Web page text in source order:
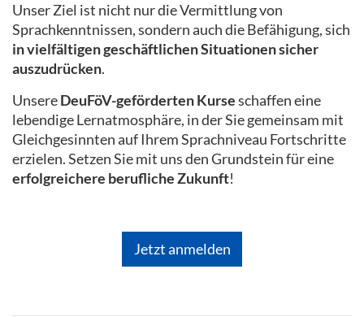
Unser Ziel ist nicht nur die Vermittlung von
Sprachkenntnissen, sondern auch die Befähigung, sich
in vielfältigen geschäftlichen Situationen sicher
auszudrücken.
UnsereDeuFöV-geförderten Kurseschaffen eine
lebendige Lernatmosphäre, in der Sie gemeinsam mit
Gleichgesinnten auf Ihrem Sprachniveau Fortschritte
erzielen. Setzen Sie mit uns den Grundstein für eine
erfolgreichere berufliche Zukunft!
Jetzt anmelden